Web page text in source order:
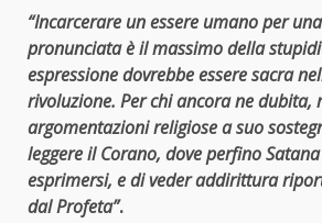
“Incarcerare un essere umano per
pronunciata è il massimo della
espressione dovrebbe essere sacra
rivoluzione. Per chi ancora ne dubita,
argomentazioni religiose a suo
leggere il Corano, dove perfino
esprimersi, e di veder addirittura
dal Profeta”.